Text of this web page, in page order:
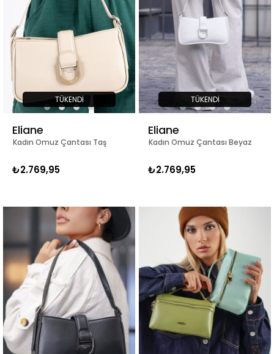
TÜKENDI
Kadın Omuz Çantası Taş
Eliane
₺2.769,95
TÜKENDI
Kadın Omuz Çantası Beyaz
Eliane
₺2.769,95